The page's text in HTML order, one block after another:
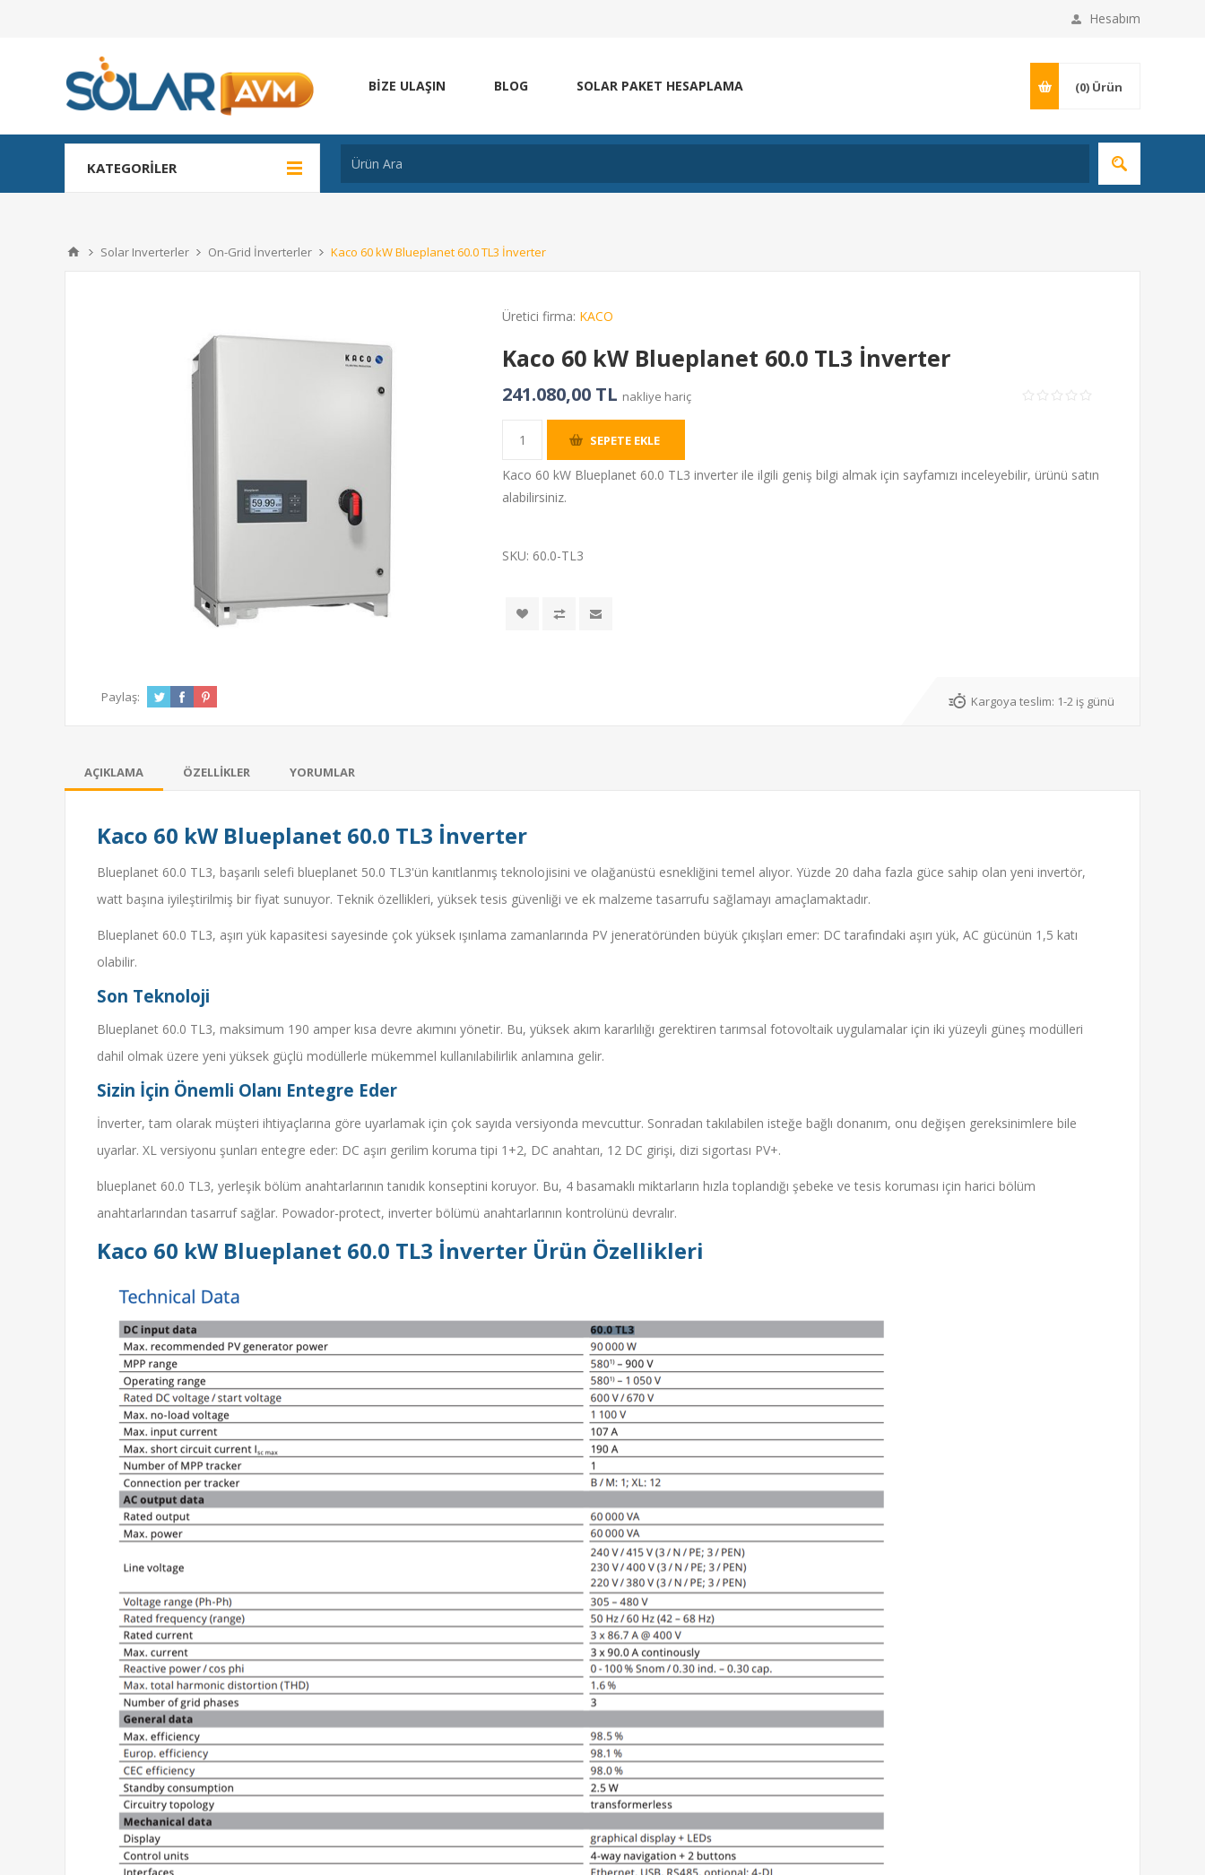
Hesabım
BIZE ULAŞIN BLOG SOLAR PAKET HESAPLAMA (0) Ürün
KATEGORILER
Solar Inverterler On-Grid İnverterler Kaco 60 kW Blueplanet 60.0 TL3 İnverter
Üretici firma: KACO
Kaco 60 kW Blueplanet 60.0 TL3 İnverter
241.080,00 TL nakliye hariç
SEPETE EKLE
Kaco 60 kW Blueplanet 60.0 TL3 inverter ile ilgili geniş bilgi almak için sayfamızı inceleyebilir, ürünü satın
alabilirsiniz.
SKU: 60.0-TL3
Paylaş: Kargoya teslim: 1-2 iş günü
AÇIKLAMA ÖZELLIKLER YORUMLAR
Kaco 60 kW Blueplanet 60.0 TL3 İnverter
Blueplanet 60.0 TL3, başarılı selefi blueplanet 50.0 TL3'ün kanıtlanmış teknolojisini ve olağanüstü esnekliğini temel alıyor. Yüzde 20 daha fazla güce sahip olan yeni invertör,
watt başına iyileştirilmiş bir fiyat sunuyor. Teknik özellikleri, yüksek tesis güvenliği ve ek malzeme tasarrufu sağlamayı amaçlamaktadır.
Blueplanet 60.0 TL3, aşırı yük kapasitesi sayesinde çok yüksek ışınlama zamanlarında PV jeneratöründen büyük çıkışları emer: DC tarafındaki aşırı yük, AC gücünün 1,5 katı
olabilir.
Son Teknoloji
Blueplanet 60.0 TL3, maksimum 190 amper kısa devre akımını yönetir. Bu, yüksek akım kararlılığı gerektiren tarımsal fotovoltaik uygulamalar için iki yüzeyli güneş modülleri
dahil olmak üzere yeni yüksek güçlü modüllerle mükemmel kullanılabilirlik anlamına gelir.
Sizin İçin Önemli Olanı Entegre Eder
İnverter, tam olarak müşteri ihtiyaçlarına göre uyarlamak için çok sayıda versiyonda mevcuttur. Sonradan takılabilen isteğe bağlı donanım, onu değişen gereksinimlere bile
uyarlar. XL versiyonu şunları entegre eder: DC aşırı gerilim koruma tipi 1+2, DC anahtarı, 12 DC girişi, dizi sigortası PV+.
blueplanet 60.0 TL3, yerleşik bölüm anahtarlarının tanıdık konseptini koruyor. Bu, 4 basamaklı miktarların hızla toplandığı şebeke ve tesis koruması için harici bölüm
anahtarlarından tasarruf sağlar. Powador-protect, inverter bölümü anahtarlarının kontrolünü devralır.
Kaco 60 kW Blueplanet 60.0 TL3 İnverter Ürün Özellikleri